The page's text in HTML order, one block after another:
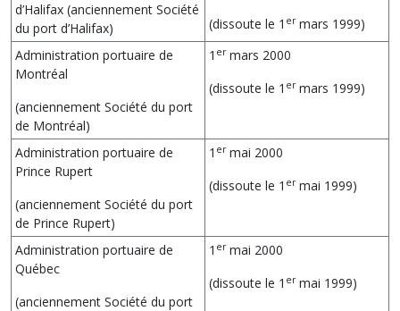
d’Halifax (anciennement Société
du port d’Halifax)
(dissoute le 1 ermars 1999)
Administration portuaire de
Montréal
(anciennement Société du port
de Montréal)
1 ermars 2000
(dissoute le 1 ermars 1999)
Administration portuaire de
Prince Rupert
(anciennement Société du port
de Prince Rupert)
1 ermai 2000
(dissoute le 1 ermai 1999)
Administration portuaire de
Québec
(anciennement Société du port
1 ermai 2000
(dissoute le 1 ermai 1999)